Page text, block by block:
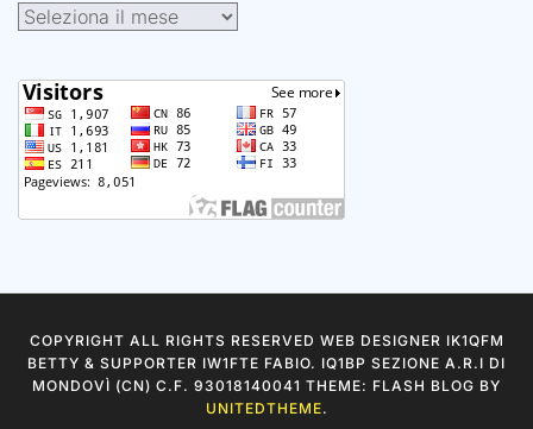
Archivi
COPYRIGHT ALL RIGHTS RESERVED WEB DESIGNER IK1QFM
BETTY & SUPPORTER IW1FTE FABIO. IQ1BP SEZIONE A.R.I DI
MONDOVÌ (CN) C.F. 93018140041 THEME: FLASH BLOG BY
UNITEDTHEME.